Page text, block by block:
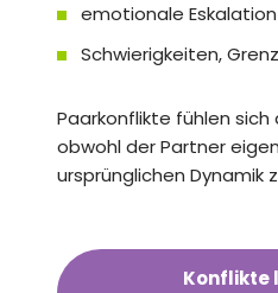
emotionale
Schwierigkeiten,
Paarkonflikte fühlen sich
obwohl der Partner
ursprünglichen Dynamik
Konflikte